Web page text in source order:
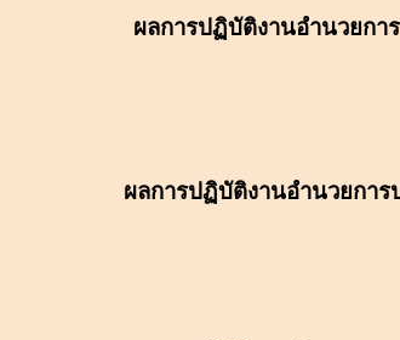
ผลการปฏิบัติงานอำนวยการ
ผลการปฏิบัติงานอำนวยการ